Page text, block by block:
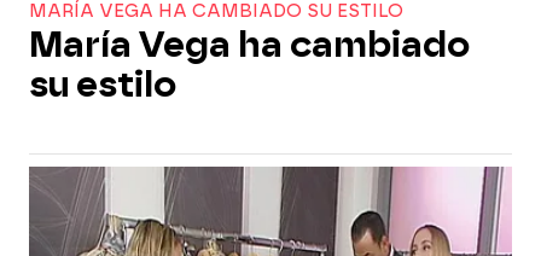
MARÍA VEGA HA CAMBIADO SU ESTILO
María Vega ha cambiado
su estilo